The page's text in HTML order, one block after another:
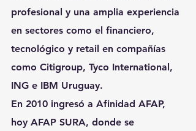
profesional y una amplia experiencia
en sectores como el financiero,
tecnológico y retail en compañías
como Citigroup, Tyco International,
ING e IBM Uruguay.
En 2010 ingresó a Afinidad AFAP,
hoy AFAP SURA, donde se